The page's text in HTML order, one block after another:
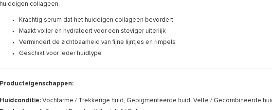
huideigen collageen.
Krachtig serum dat het huideigen collageen bevordert
Maakt voller en hydrateert voor een steviger uiterlijk
Vermindert de zichtbaarheid van fijne lijntjes en rimpels
Geschikt voor ieder huidtype
Producteigenschappen:
Huidconditie: Vochtarme / Trekkerige huid, Gepigmenteerde huid, Vette / Gecombineerde